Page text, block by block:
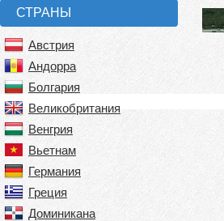
СТРАНЫ
Австрия
Андорра
Болгария
Великобритания
Венгрия
Вьетнам
Германия
Греция
Доминикана